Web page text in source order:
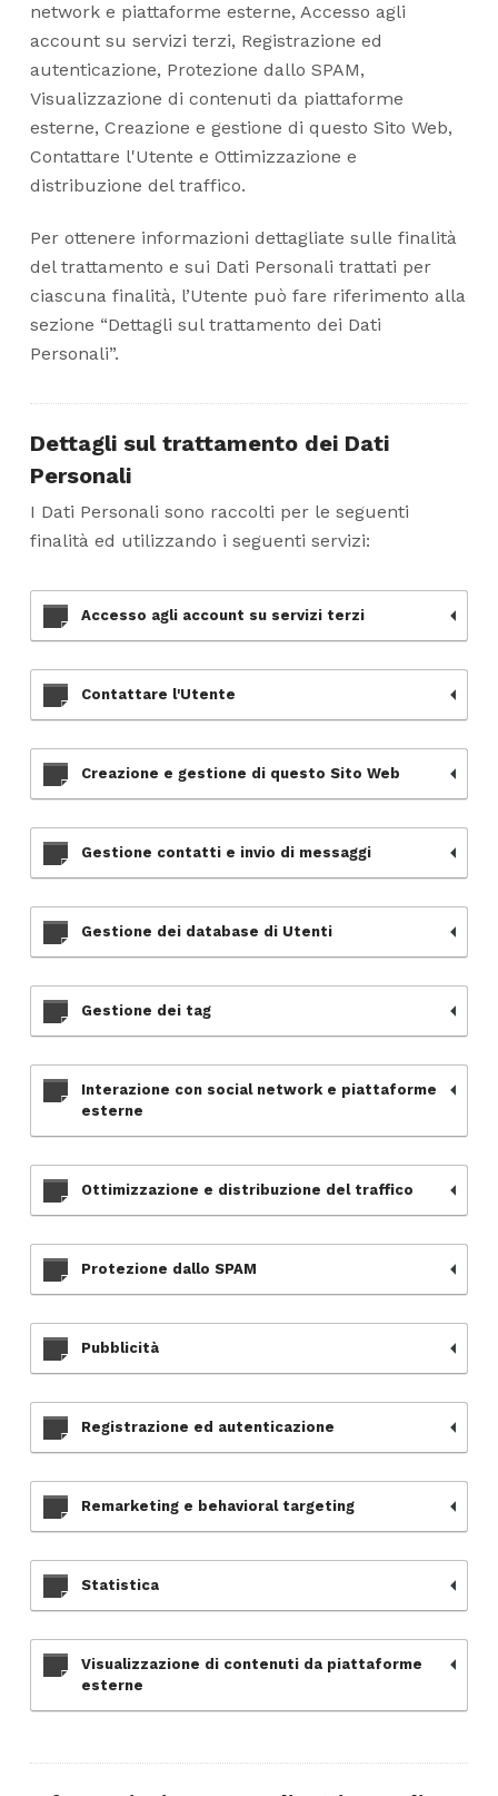
network e piattaforme esterne, Accesso agli
account su servizi terzi, Registrazione ed
autenticazione, Protezione dallo SPAM,
Visualizzazione di contenuti da piattaforme
esterne, Creazione e gestione di questo Sito Web,
Contattare l'Utente e Ottimizzazione e
distribuzione del traffico.
Per ottenere informazioni dettagliate sulle finalità
del trattamento e sui Dati Personali trattati per
ciascuna finalità, l’Utente può fare riferimento alla
sezione “Dettagli sul trattamento dei Dati
Personali”.
Dettagli sul trattamento dei Dati
Personali
I Dati Personali sono raccolti per le seguenti
finalità ed utilizzando i seguenti servizi:
Accesso agli account su servizi terzi
Contattare l'Utente
Creazione e gestione di questo Sito Web
Gestione contatti e invio di messaggi
Gestione dei database di Utenti
Gestione dei tag
Interazione con social network e piattaforme
esterne
Ottimizzazione e distribuzione del traffico
Protezione dallo SPAM
Pubblicità
Registrazione ed autenticazione
Remarketing e behavioral targeting
Statistica
Visualizzazione di contenuti da piattaforme
esterne